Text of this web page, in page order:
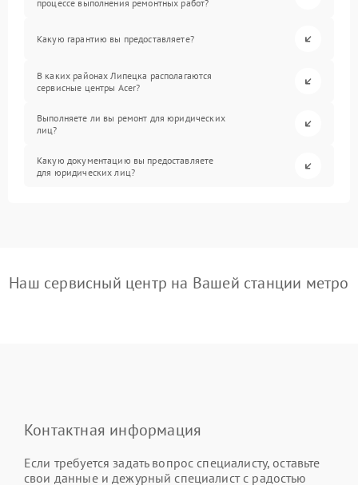
процессе выполнения ремонтных работ?
Какую гарантию вы предоставляете?
В каких районах Липецка располагаются
сервисные центры Acer?
Выполняете ли вы ремонт для юридических
лиц?
Какую документацию вы предоставляете
для юридических лиц?
Наш сервисный центр на Вашей станции метро
Контактная информация
Если требуется задать вопрос специалисту, оставьте
свои данные и дежурный специалист с радостью